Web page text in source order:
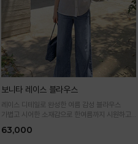
보니타 레이스 블라우스
레이스 디테일로 완성한 여름 감성 블라우스
가볍고 시어한 소재감으로 한여름까지 시원하고
63,000